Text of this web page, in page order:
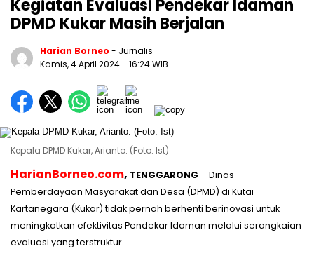
Kegiatan Evaluasi Pendekar Idaman
DPMD Kukar Masih Berjalan
Harian Borneo - Jurnalis
Kamis, 4 April 2024- 16:24 WIB
Kepala DPMD Kukar, Arianto. (Foto: Ist)
HarianBorneo.com, TENGGARONG – Dinas
Pemberdayaan Masyarakat dan Desa (DPMD) di Kutai
Kartanegara (Kukar) tidak pernah berhenti berinovasi untuk
meningkatkan efektivitas Pendekar Idaman melalui serangkaian
evaluasi yang terstruktur.